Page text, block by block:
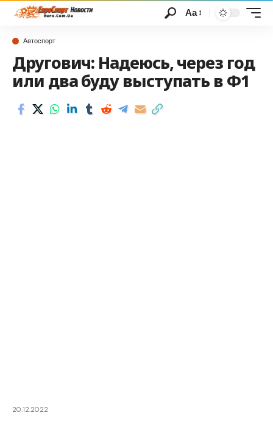
Аа
Автоспорт
Другович: Надеюсь, через год
или два буду выступать в Ф1
20.12.2022